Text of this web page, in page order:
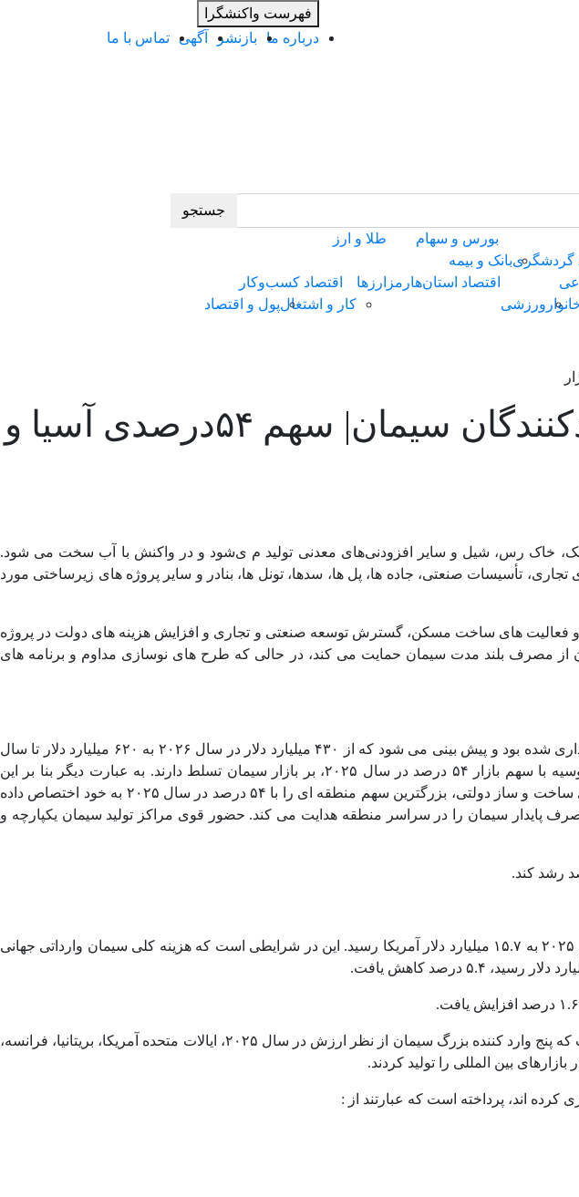
فهرست واکنشگرا
درباره ما
بازنشر آگهی تماس با ما
جستجو
گردشگری
بورس و سهام
بانک و بیمه
طلا و ارز
ورزشی
اقتصاد استان‌هارمزارزها
اقتصاد کسب‌و‌کار
کار و اشتغالپول و اقتصاد
هزینه‌ بالای انرژی؛چالش مهم تولیدکنندگان سیمان| سهم ۵۴درصدی آسیا و
خاک رس، شیل و سایر افزودنی‌های معدنی تولید م ی‌شود و در واکنش با آب سخت می ‌شود.
تأسیسات صنعتی، جاده ‌ها، پل‌ ها، سدها، تونل‌ ها، بنادر و سایر پروژه‌ های زیرساختی مورد
و فعالیت ‌های ساخت مسکن، گسترش توسعه صنعتی و تجاری و افزایش هزینه ‌های دولت در پروژه‌
مصرف بلند مدت سیمان حمایت می‌ کند، در حالی که طرح ‌های نوسازی مداوم و برنامه‌ های
به این ترتیب است که طبق گزارش straitsresearch حجم بازار سیمان در سال ۲۰۲۵، ۴۱۰ میلیارد دلار ارزش‌ گذاری شده بود و پیش‌ بینی می‌ شود که از ۴۳۰ میلیارد دلار در سال ۲۰۲۶ به ۶۲۰ میلیارد دلار تا سال
۲۰۳۴ با نرخ رشد مرکب سالانه ۴.۹ درصد در دوره پیش ‌بینی (۲۰۲۶-۲۰۳۴) افزایش یابد. منطقه آسیا و اقیانوسیه با سهم بازار ۵۴ درصد در سال ۲۰۲۵، بر بازار سیمان تسلط دارند. به عبارت دیگر بنا بر این
گزارش، بازار سیمان آسیا و اقیانوسیه به دلیل توسعه زیرساخت ‌های کلان، شهرنشینی سریع و برنامه‌های قوی ساخت و ساز دولتی، بزرگترین سهم منطقه ‌ای را با ۵۴ درصد در سال ۲۰۲۵ به خود اختصاص داده
پایدار سیمان را در سراسر منطقه هدایت می‌ کند. حضور قوی مراکز تولید سیمان یکپارچه و
از سوی دیگر طبق گزارش آماری مجموعه worldtopexports کل خریدهای بین‌ المللی سیمان وارداتی برای سال ۲۰۲۵ به ۱۵.۷ میلیارد دلار آمریکا رسید. این در شرایطی است که هزینه کلی سیمان وارداتی جهانی
در حوزه کشورهایی که بیشترین واردات سیمان را در سال ۲۰۲۵ داشته اند داده های این گزارش بیانگر این است که پنج وارد کننده بزرگ سیمان از نظر ارزش در سال ۲۰۲۵، ایالات متحده آمریکا، بریتانیا، فرانسه،